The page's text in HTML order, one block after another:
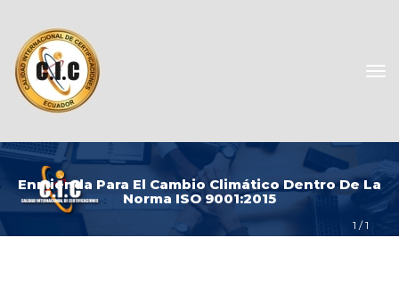
1 / 1
Enmienda Para El Cambio Climático Dentro De La
Norma ISO 9001:2015